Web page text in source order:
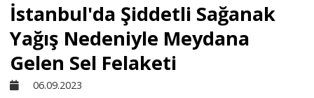
Derkenar
Sivil Toplum
İstanbul'da Şiddetli Sağanak
Yağış Nedeniyle Meydana
Gelen Sel Felaketi
06.09.2023